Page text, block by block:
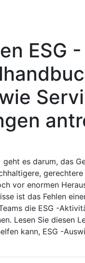
ESG -
es darum, das
vor enormen
ist das Fehlen
die ESG -
Lesen Sie diesen
kann, ESG -